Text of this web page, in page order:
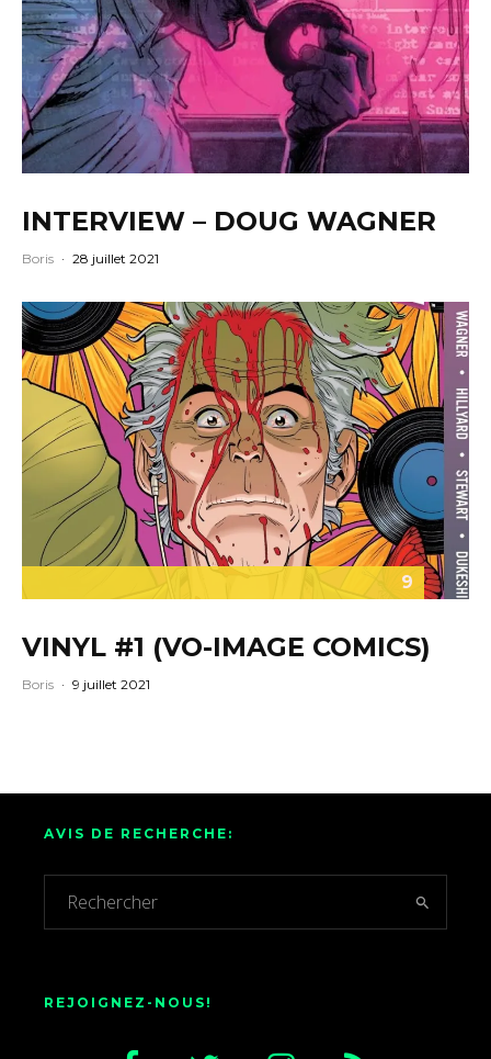
INTERVIEW – DOUG WAGNER
Boris · 28 juillet 2021
9
VINYL #1 (VO-IMAGE COMICS)
Boris · 9 juillet 2021
AVIS DE RECHERCHE:
REJOIGNEZ-NOUS!